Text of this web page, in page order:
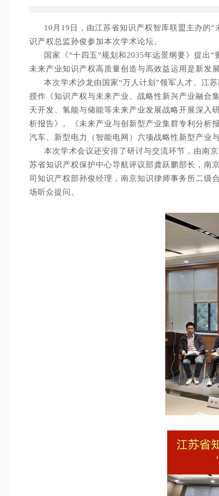
10 月19日，由江苏省知识产权智库联盟主办的
识产权总监孙俊参加本次学术论坛。
国家《“十四五”规划和2035年远景纲要》提出“
未来产业知识产权高质量创造与高效益运用是新发
本次学术沙龙由国家“万人计划”领军人才、江
授作《知识产权与未来产业、战略性新兴产业融合
天开发、氢能与储能等未来产业发展战略开展深入
析报告》
。《未来产业与创新型产业集群专利分析
汽车、新型电力（智能电网）六项战略性新型产业
本次学术会议还安排了研讨与交流环节，由南
苏省知识产权保护中心导航评议部龚跃鹏部长，南
司知识产权部孙俊经理，南京知识律师事务所二级
场听众提问。